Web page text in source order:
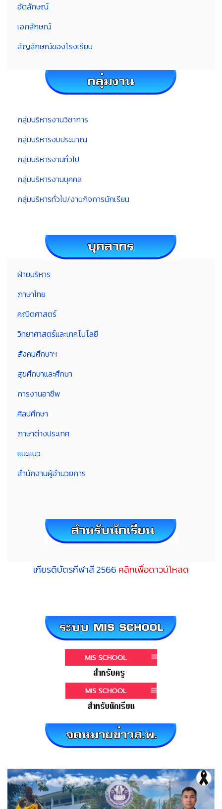
อัตลักษณ์
เอกลักษณ์
สัญลักษณ์ของโรงเรียน
กลุ่มบริหารงานวิชาการ
กลุ่มบริหารงบประมาณ
กลุ่มบริหารงานทั่วไป
กลุ่มบริหารงานบุคคล
กลุ่มบริหารทั่วไป/งานกิจการนักเรียน
ฝ่ายบริหาร
ภาษาไทย
คณิตศาสตร์
วิทยาศาสตร์และเทคโนโลยี
สังคมศึกษาฯ
สุขศึกษาและศึกษา
การงานอาชีพ
ศิลปศึกษา
ภาษาต่างประเทศ
แนะแนว
สำนักงานผู้อำนวยการ
เกียรติบัตรกีฬาสี 2566 คลิกเพื่อดาวน์โหลด